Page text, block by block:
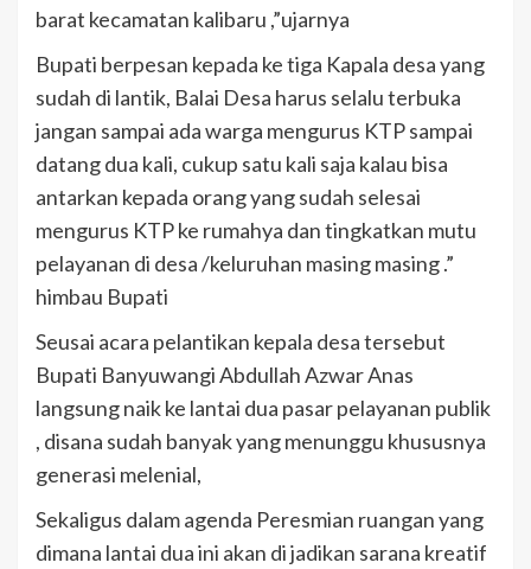
barat kecamatan kalibaru ,”ujarnya
Bupati berpesan kepada ke tiga Kapala desa yang
sudah di lantik, Balai Desa harus selalu terbuka
jangan sampai ada warga mengurus KTP sampai
datang dua kali, cukup satu kali saja kalau bisa
antarkan kepada orang yang sudah selesai
mengurus KTP ke rumahya dan tingkatkan mutu
pelayanan di desa /keluruhan masing masing .”
himbau Bupati
Seusai acara pelantikan kepala desa tersebut
Bupati Banyuwangi Abdullah Azwar Anas
langsung naik ke lantai dua pasar pelayanan publik
, disana sudah banyak yang menunggu khususnya
generasi melenial,
Sekaligus dalam agenda Peresmian ruangan yang
dimana lantai dua ini akan di jadikan sarana kreatif